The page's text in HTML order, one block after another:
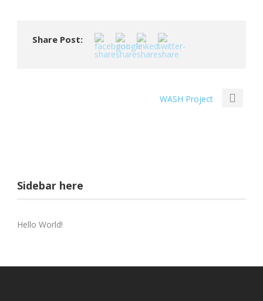
Share Post:
WASH Project
Sidebar here
Hello World!